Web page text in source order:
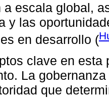
a escala global,
y las
en desarrollo (
clave en
La
que